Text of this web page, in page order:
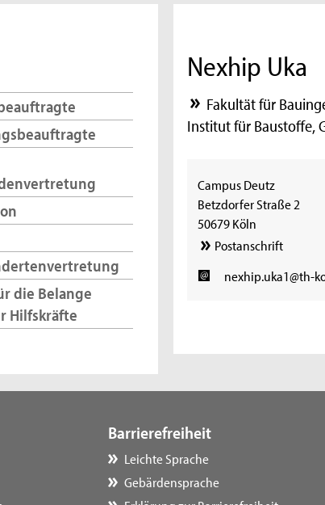
die Belange
Hilfskräfte
Nexhip Uka
Fakultät für
Institut für Baustoffe,
Campus Deutz
Betzdorfer Straße 2
50679 Köln
Postanschrift
nexhip.uka1@th-
Barrierefreiheit
Leichte Sprache
Gebärdensprache